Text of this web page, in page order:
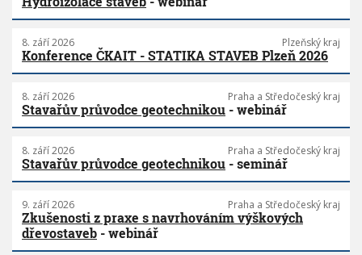
8. září 2026 Plzeňský kraj
Konference ČKAIT - STATIKA STAVEB Plzeň 2026
8. září 2026 Praha a Středočeský kraj
Stavařův průvodce geotechnikou - webinář
8. září 2026 Praha a Středočeský kraj
Stavařův průvodce geotechnikou - seminář
9. září 2026 Praha a Středočeský kraj
Zkušenosti z praxe s navrhováním výškových
dřevostaveb - webinář